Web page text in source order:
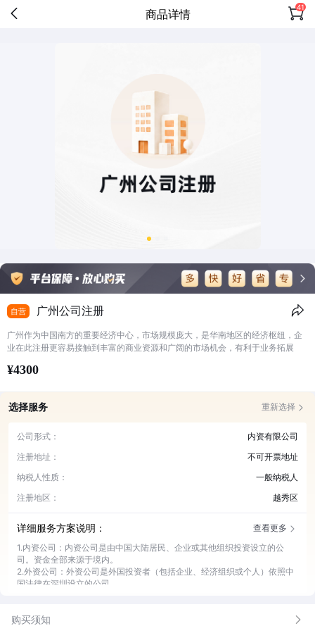
商品详情 41
自营 广州公司注册
广州作为中国南方的重要经济中心，市场规模庞大，是华南地区的经济枢纽，企
业在此注册更容易接触到丰富的商业资源和广阔的市场机会，有利于业务拓展
¥4300
选择服务 重新选择
公司形式：
内资有限公司
注册地址：
不可开票地址
纳税人性质：
一般纳税人
注册地区：
越秀区
详细服务方案说明：
查看更多
1.内资公司：内资公司是由中国大陆居民、企业或其他组织投资设立的公
司。资金全部来源于境内。
2.外资公司：外资公司是外国投资者（包括企业、经济组织或个人）依照中
国法律在深圳设立的公司。
4.可开票地址：在广州，税务部门对于企业的经营地址有严格的监管。可开
购买须知